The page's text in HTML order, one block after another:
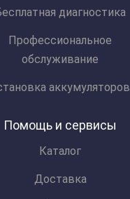
диагностика
Профессиональное
обслуживание
аккумуляторов
Помощь и сервисы
Каталог
Доставка